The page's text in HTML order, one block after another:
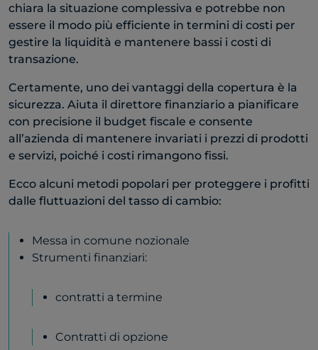
chiara la situazione complessiva e potrebbe non
essere il modo più efficiente in termini di costi per
gestire la liquidità e mantenere bassi i costi di
transazione.
Certamente, uno dei vantaggi della copertura è la
sicurezza. Aiuta il direttore finanziario a pianificare
con precisione il budget fiscale e consente
all’azienda di mantenere invariati i prezzi di prodotti
e servizi, poiché i costi rimangono fissi.
Ecco alcuni metodi popolari per proteggere i profitti
dalle fluttuazioni del tasso di cambio:
Messa in comune nozionale
Strumenti finanziari:
contratti a termine
Contratti di opzione